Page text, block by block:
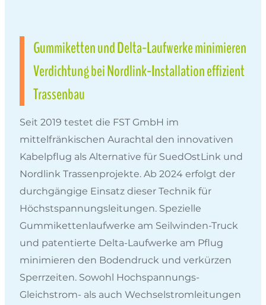
Gummiketten und Delta-Laufwerke minimieren
Verdichtung bei Nordlink-Installation effizient
Trassenbau
Seit 2019 testet die FST GmbH im
mittelfränkischen Aurachtal den innovativen
Kabelpflug als Alternative für SuedOstLink und
Nordlink Trassenprojekte. Ab 2024 erfolgt der
durchgängige Einsatz dieser Technik für
Höchstspannungsleitungen. Spezielle
Gummikettenlaufwerke am Seilwinden-Truck
und patentierte Delta-Laufwerke am Pflug
minimieren den Bodendruck und verkürzen
Sperrzeiten. Sowohl Hochspannungs-
Gleichstrom- als auch Wechselstromleitungen